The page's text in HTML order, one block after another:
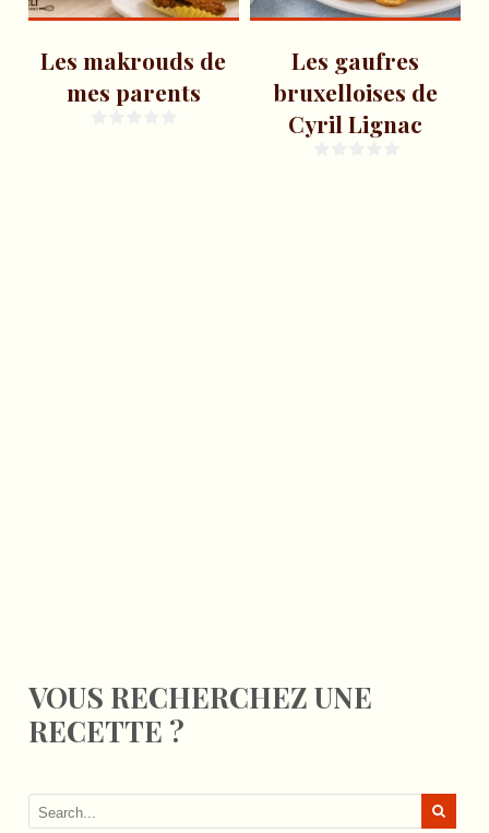
Les makrouds de
mes parents
Les gaufres
bruxelloises de
Cyril Lignac
VOUS RECHERCHEZ UNE
RECETTE ?